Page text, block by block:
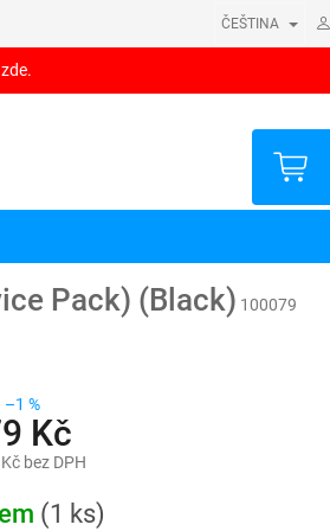
ČEŠTINA
Pack) (Black) 100079
–1 %
Kč
bez DPH
(1 ks)